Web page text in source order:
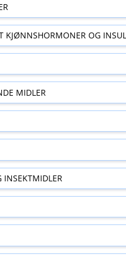
KJØNNSHORMONER OG
MIDLER
INSEKTMIDLER